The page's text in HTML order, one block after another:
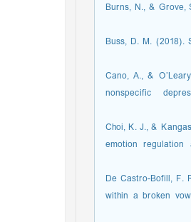
Burns, N., &
Buss, D. M. (2018).
Cano, A., &
nonspecific
Choi, K. J., &
emotion regulation
De Castro-Bofill, F.
within a broken